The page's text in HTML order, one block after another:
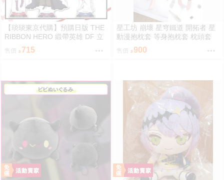
【琰琰東京代購】預購日版 THE
RIBBON HERO 緞帶英雄 DF 立
牌 藍寶石 帕茵 天鵝絨 吉露可
售價 715
星工坊 崩壞 星穹鐵道 開拓者 星
動漫抱枕套 等身抱枕套 枕頭套
售價 900